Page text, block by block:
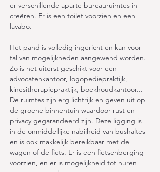
er verschillende aparte bureauruimtes in
creëren. Er is een toilet voorzien en een
lavabo.
Het pand is volledig ingericht en kan voor
tal van mogelijkheden aangewend worden.
Zo is het uiterst geschikt voor een
advocatenkantoor, logopediepraktijk,
kinesitherapiepraktijk, boekhoudkantoor...
De ruimtes zijn erg lichtrijk en geven uit op
de groene binnentuin waardoor rust en
privacy gegarandeerd zijn. Deze ligging is
in de onmiddellijke nabijheid van bushaltes
en is ook makkelijk bereikbaar met de
wagen of de fiets. Er is een fietsenberging
voorzien, en er is mogelijkheid tot huren